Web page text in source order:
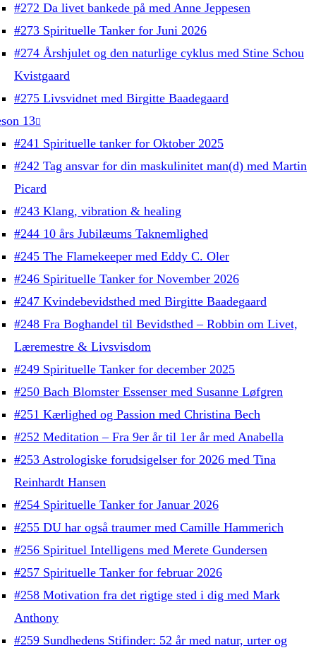
#272 Da livet bankede på med Anne Jeppesen
#273 Spirituelle Tanker for Juni 2026
#274 Årshjulet og den naturlige cyklus med Stine Schou
Kvistgaard
#275 Livsvidnet med Birgitte Baadegaard
13
#241 Spirituelle tanker for Oktober 2025
#242 Tag ansvar for din maskulinitet man(d) med Martin
Picard
#243 Klang, vibration & healing
#244 10 års Jubilæums Taknemlighed
#245 The Flamekeeper med Eddy C. Oler
#246 Spirituelle Tanker for November 2026
#247 Kvindebevidsthed med Birgitte Baadegaard
#248 Fra Boghandel til Bevidsthed – Robbin om Livet,
Læremestre & Livsvisdom
#249 Spirituelle Tanker for december 2025
#250 Bach Blomster Essenser med Susanne Løfgren
#251 Kærlighed og Passion med Christina Bech
#252 Meditation – Fra 9er år til 1er år med Anabella
#253 Astrologiske forudsigelser for 2026 med Tina
Reinhardt Hansen
#254 Spirituelle Tanker for Januar 2026
#255 DU har også traumer med Camille Hammerich
#256 Spirituel Intelligens med Merete Gundersen
#257 Spirituelle Tanker for februar 2026
#258 Motivation fra det rigtige sted i dig med Mark
Anthony
#259 Sundhedens Stifinder: 52 år med natur, urter og